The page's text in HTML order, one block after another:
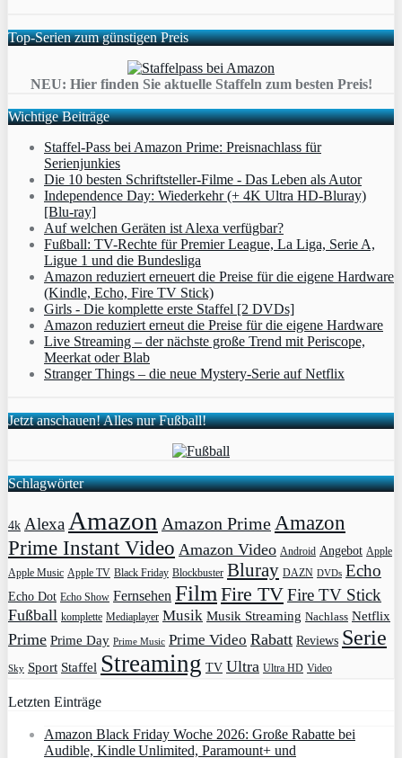
Top-Serien zum günstigen Preis
NEU: Hier finden Sie aktuelle Staffeln zum besten Preis!
Wichtige Beiträge
Staffel-Pass bei Amazon Prime: Preisnachlass für
Serienjunkies
Die 10 besten Schriftsteller-Filme - Das Leben als Autor
Independence Day: Wiederkehr (+ 4K Ultra HD-Bluray)
[Blu-ray]
Auf welchen Geräten ist Alexa verfügbar?
Fußball: TV-Rechte für Premier League, La Liga, Serie A,
Ligue 1 und die Bundesliga
Amazon reduziert erneuert die Preise für die eigene Hardware
(Kindle, Echo, Fire TV Stick)
Girls - Die komplette erste Staffel [2 DVDs]
Amazon reduziert erneut die Preise für die eigene Hardware
Live Streaming – der nächste große Trend mit Periscope,
Meerkat oder Blab
Stranger Things – die neue Mystery-Serie auf Netflix
Jetzt anschauen! Alles nur Fußball!
Schlagwörter
4k AlexaAmazon Amazon PrimeAmazon
Prime Instant Video Amazon Video Android Angebot Apple
Apple Music Apple TV Black Friday Blockbuster Bluray DAZN DVDs Echo
Echo Dot Echo Show Fernsehen FilmFire TVFire TV Stick
Fußball komplette Mediaplayer Musik Musik Streaming Nachlass Netflix
Prime Prime Day Prime Music Prime Video Rabatt Reviews Serie
Sky Sport Staffel Streaming TV Ultra Ultra HD Video
Letzten Einträge
Amazon Black Friday Woche 2026: Große Rabatte bei
Audible, Kindle Unlimited, Paramount+ und